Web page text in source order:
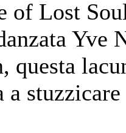
of Lost
Yve
questa